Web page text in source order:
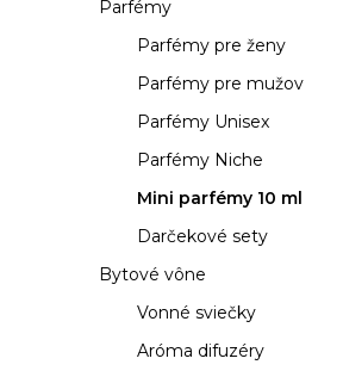
ý
l
Parfémy
Parfémy pre ženy
Parfémy pre mužov
Parfémy Unisex
Parfémy Niche
Mini parfémy 10 ml
Darčekové sety
Bytové vône
Vonné sviečky
Aróma difuzéry